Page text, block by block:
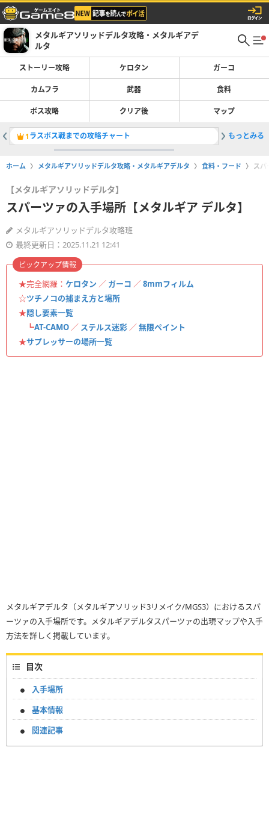
メタルギアソリッドデルタ攻略・メタルギアデ
ルタ
ストーリー攻略 ケロタン ガーコ
カムフラ 武器 食料
ボス攻略 クリア後 マップ
1ラスボス戦までの攻略チャート 2設定の
もっとみる
ホーム メタルギアソリッドデルタ攻略・メタルギアデルタ 食料・フード スパ
【メタルギアソリッドデルタ】
スパーツァの入手場所【メタルギア デルタ】
メタルギアソリッドデルタ攻略班
最終更新日：2025.11.21 12:41
★完全網羅： ケロタン ／ ガーコ ／8mmフィルム
☆ツチノコの捕まえ方と場所
★隠し要素一覧
┗AT-CAMO ／ ステルス迷彩 ／無限ペイント
★サプレッサーの場所一覧
ピックアップ情報
メタルギアデルタ（メタルギアソリッド3リメイク/MGS3）におけるスパ
ーツァの入手場所です。メタルギアデルタスパーツァの出現マップや入手
方法を詳しく掲載しています。
目次
入手場所
基本情報
関連記事